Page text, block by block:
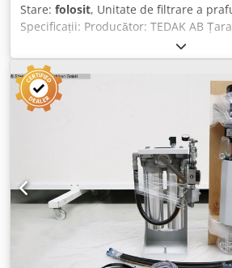
Stare: folosit, Unitate de filtrare a
Specificații: Producător: TEDAK AB
Model: TEDAK 3 Nr. articol: 111200 Nr.
Presiunea de funcționare: 30 kPa
Include dulap de comandă electrică
filtrului Potrivită pentru filtrarea
și a altor materiale uscate din